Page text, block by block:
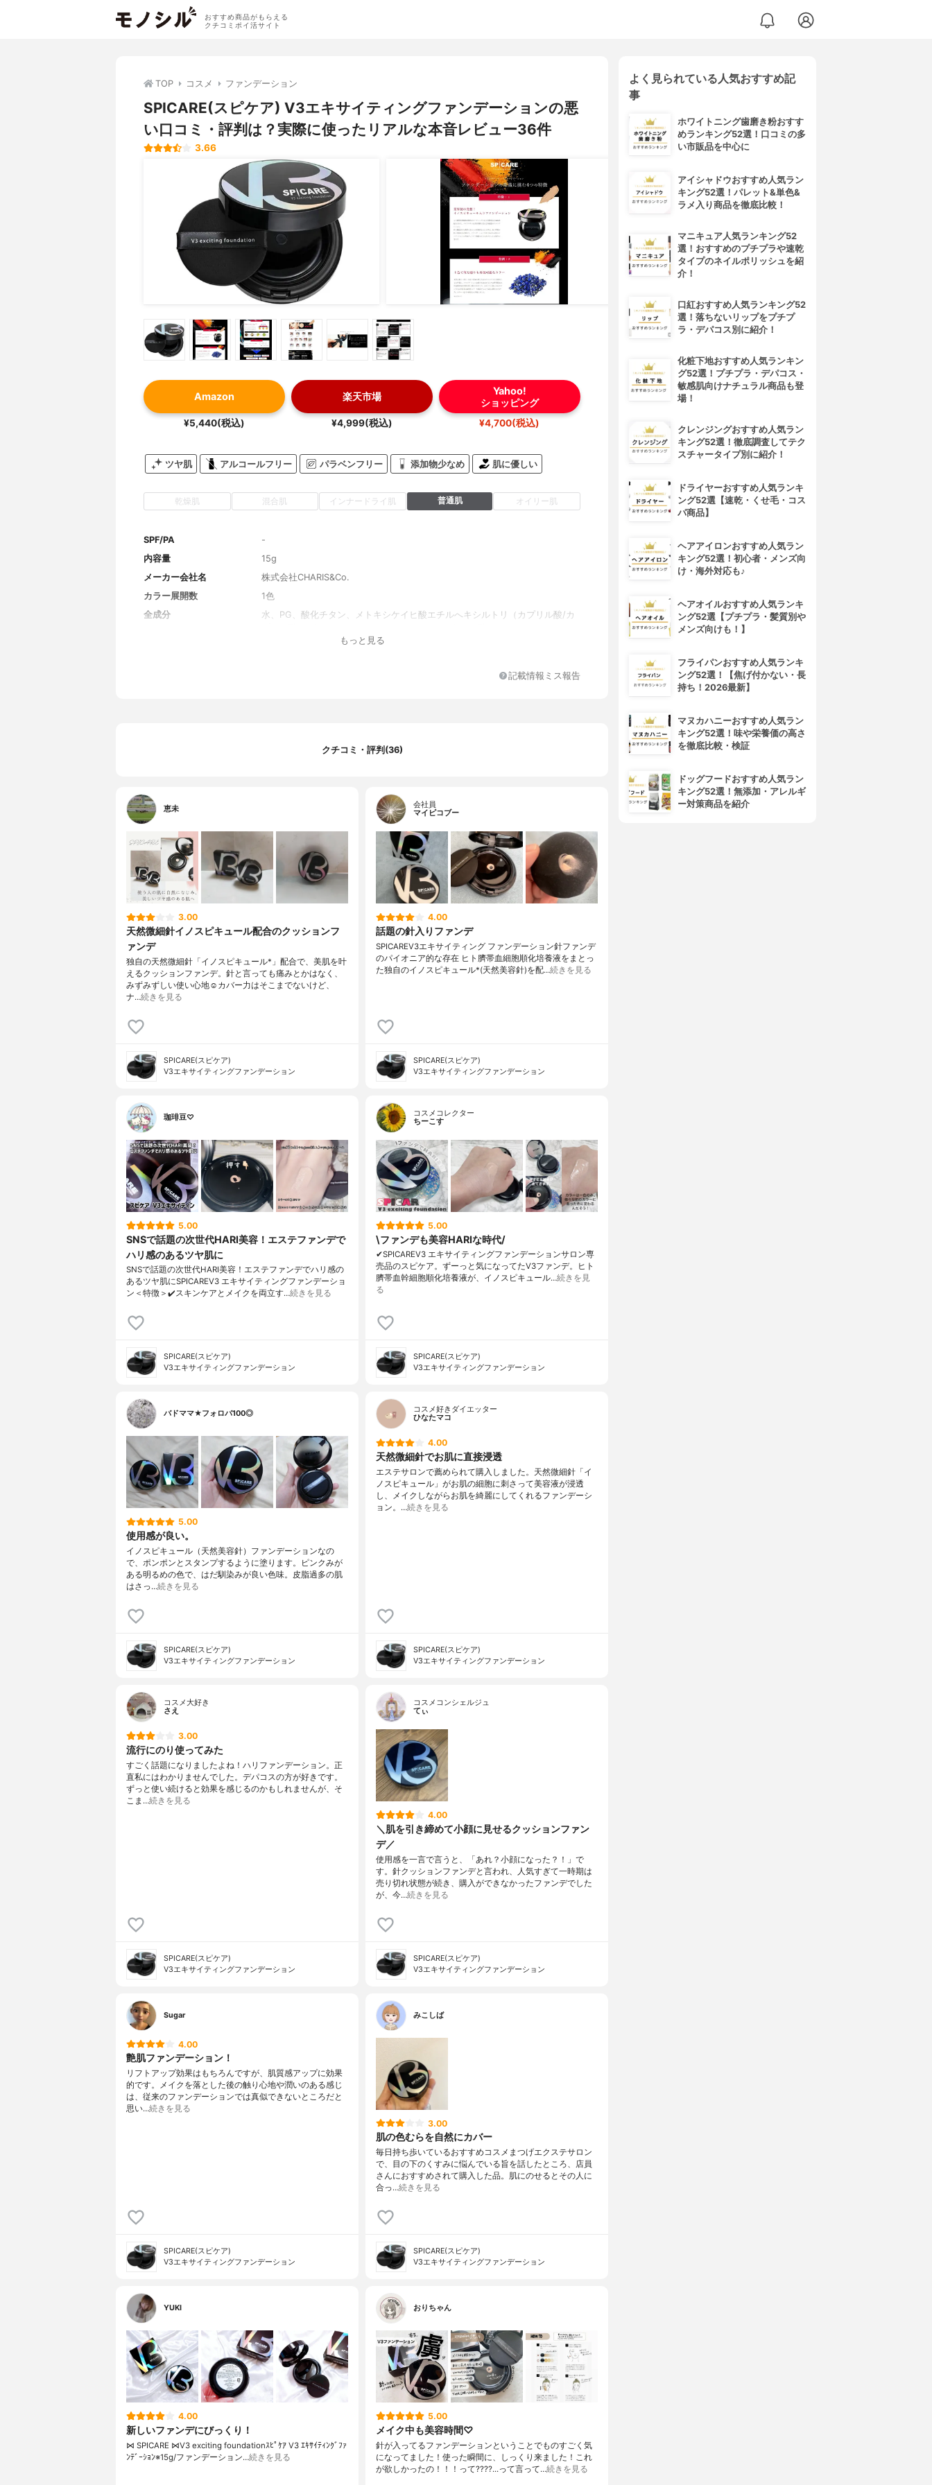
おすすめ商品がもらえる
クチコミポイ活サイト
TOP コスメ ファンデーション
SPICARE(スピケア) V3エキサイティングファンデーションの悪
い口コミ・評判は？実際に使ったリアルな本音レビュー36件
3.66
Amazon
¥5,440(税込)
楽天市場
¥4,999(税込)
Yahoo!
ショッピング
¥4,700(税込)
ツヤ肌 アルコールフリー パラベンフリー 添加物少なめ 肌に優しい
乾燥肌 混合肌 インナードライ肌 普通肌 オイリー肌
SPF/PA
-
内容量
15g
メーカー会社名
株式会社CHARIS&Co.
カラー展開数
1色
全成分
水、PG、酸化チタン、メトキシケイヒ酸エチルへキシルトリ（カプリル酸/カ
チルPEG/PPG-10/1、ジメチコンサリチル酸エチルヘキシル、フェニルトリメ
硫酸Mg、ステアリン酸グリセリル、ステアリン酸PEG-100、マイクロクリス
トキシカプリリルシラン、ダイオウショウ葉エキス、ウルムスダビディアナ根
もっと見る
記載情報ミス報告
クチコミ・評判(36)
恵未
3.00
天然微細針イノスピキュール配合のクッションフ
ァンデ
独自の天然微細針「イノスピキュール*」配合で、美肌を叶
えるクッションファンデ。針と言っても痛みとかはなく、
みずみずしい使い心地☺️カバー力はそこまでないけど、
ナ…続きを見る
SPICARE(スピケア)
V3エキサイティングファンデーション
会社員
マイピコブー
4.00
話題の針入りファンデ
SPICAREV3エキサイティング ファンデーション針ファンデ
のパイオニア的な存在 ヒト臍帯血細胞順化培養液をまとっ
た独自のイノスピキュール*(天然美容針)を配…続きを見る
SPICARE(スピケア)
V3エキサイティングファンデーション
珈琲豆♡
5.00
SNSで話題の次世代HARI美容！エステファンデで
ハリ感のあるツヤ肌に
SNSで話題の次世代HARI美容！エステファンデでハリ感の
あるツヤ肌にSPICAREV3 エキサイティングファンデーショ
ン＜特徴＞✔️スキンケアとメイクを両立す…続きを見る
SPICARE(スピケア)
V3エキサイティングファンデーション
コスメコレクター
ちーこす
5.00
\ファンデも美容HARIな時代/
✔︎SPICAREV3 エキサイティングファンデーションサロン専
売品のスピケア。ずーっと気になってたV3ファンデ。ヒト
臍帯血幹細胞順化培養液が、イノスピキュール…続きを見
る
SPICARE(スピケア)
V3エキサイティングファンデーション
バドママ★フォロバ100◎
5.00
使用感が良い。
イノスピキュール（天然美容針）ファンデーションなの
で、ポンポンとスタンプするように塗ります。ピンクみが
ある明るめの色で、はだ馴染みが良い色味。皮脂過多の肌
はさっ…続きを見る
SPICARE(スピケア)
V3エキサイティングファンデーション
コスメ好きダイエッター
ひなたマコ
4.00
天然微細針でお肌に直接浸透
エステサロンで薦められて購入しました。天然微細針「イ
ノスピキュール」がお肌の細胞に刺さって美容液が浸透
し、メイクしながらお肌を綺麗にしてくれるファンデーシ
ョン。…続きを見る
SPICARE(スピケア)
V3エキサイティングファンデーション
コスメ大好き
さえ
3.00
流行にのり使ってみた
すごく話題になりましたよね！ハリファンデーション。正
直私にはわかりませんでした。デパコスの方が好きです。
ずっと使い続けると効果を感じるのかもしれませんが、そ
こま…続きを見る
SPICARE(スピケア)
V3エキサイティングファンデーション
コスメコンシェルジュ
てぃ
4.00
＼肌を引き締めて小顔に見せるクッションファン
デ／
使用感を一言で言うと、「あれ？小顔になった？！」で
す。針クッションファンデと言われ、人気すぎて一時期は
売り切れ状態が続き、購入ができなかったファンデでした
が、今…続きを見る
SPICARE(スピケア)
V3エキサイティングファンデーション
Sugar
4.00
艶肌ファンデーション！
リフトアップ効果はもちろんですが、肌質感アップに効果
的です。メイクを落とした後の触り心地や潤いのある感じ
は、従来のファンデーションでは真似できないところだと
思い…続きを見る
SPICARE(スピケア)
V3エキサイティングファンデーション
みこしば
3.00
肌の色むらを自然にカバー
毎日持ち歩いているおすすめコスメまつげエクステサロン
で、目の下のくすみに悩んでいる旨を話したところ、店員
さんにおすすめされて購入した品。肌にのせるとその人に
合っ…続きを見る
SPICARE(スピケア)
V3エキサイティングファンデーション
YUKI
4.00
新しいファンデにびっくり！
⋈ SPICARE ⋈ V3 exciting foundation ｽﾋﾟｹｱ V3 ｴｷｻｲﾃｨﾝｸﾞﾌｧ
ﾝﾃﾞｰｼｮﾝ ※15g/ファンデーション …続きを見る
おりちゃん
5.00
メイク中も美容時間♡
針が入ってるファンデーションということでものすごく気
になってました！使った瞬間に、しっくり来ました！ これ
が欲しかったの！！！って???? ...って言って…続きを見る
よく見られている人気おすすめ記
事
ホワイトニング歯磨き粉おすす
めランキング52選！口コミの多
い市販品を中心に
アイシャドウおすすめ人気ラン
キング52選！パレット&単色&
ラメ入り商品を徹底比較！
マニキュア人気ランキング52
選！おすすめのプチプラや速乾
タイプのネイルポリッシュを紹
介！
口紅おすすめ人気ランキング52
選！落ちないリップをプチプ
ラ・デパコス別に紹介！
化粧下地おすすめ人気ランキン
グ52選！プチプラ・デパコス・
敏感肌向けナチュラル商品も登
場！
クレンジングおすすめ人気ラン
キング52選！徹底調査してテク
スチャータイプ別に紹介！
ドライヤーおすすめ人気ランキ
ング52選【速乾・くせ毛・コス
パ商品】
ヘアアイロンおすすめ人気ラン
キング52選！初心者・メンズ向
け・海外対応も♪
ヘアオイルおすすめ人気ランキ
ング52選【プチプラ・髪質別や
メンズ向けも！】
フライパンおすすめ人気ランキ
ング52選！【焦げ付かない・長
持ち！2026最新】
マヌカハニーおすすめ人気ラン
キング52選！味や栄養価の高さ
を徹底比較・検証
ドッグフードおすすめ人気ラン
キング52選！無添加・アレルギ
ー対策商品を紹介